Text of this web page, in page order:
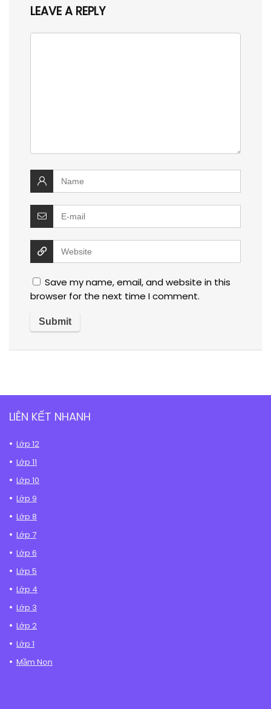
LEAVE A REPLY
Save my name, email, and website in this
browser for the next time I comment.
LIÊN KẾT NHANH
Lớp 12
Lớp 11
Lớp 10
Lớp 9
Lớp 8
Lớp 7
Lớp 6
Lớp 5
Lớp 4
Lớp 3
Lớp 2
Lớp 1
Mầm Non